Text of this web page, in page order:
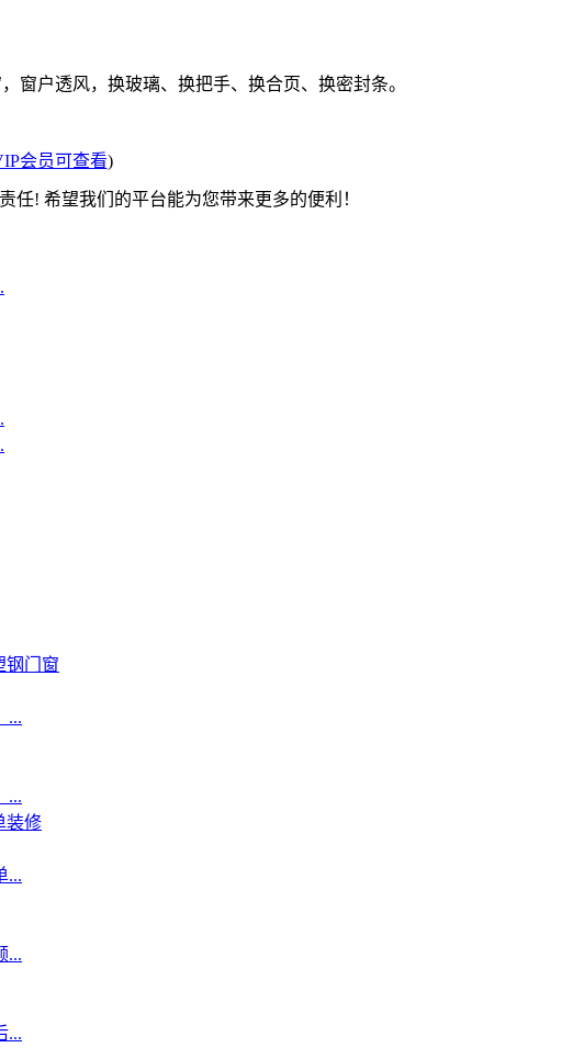
窗户透风，换玻璃、换把手、换合页、换密封条。
会员可查看)
! 希望我们的平台能为您带来更多的便利！
...
...
...
...
...